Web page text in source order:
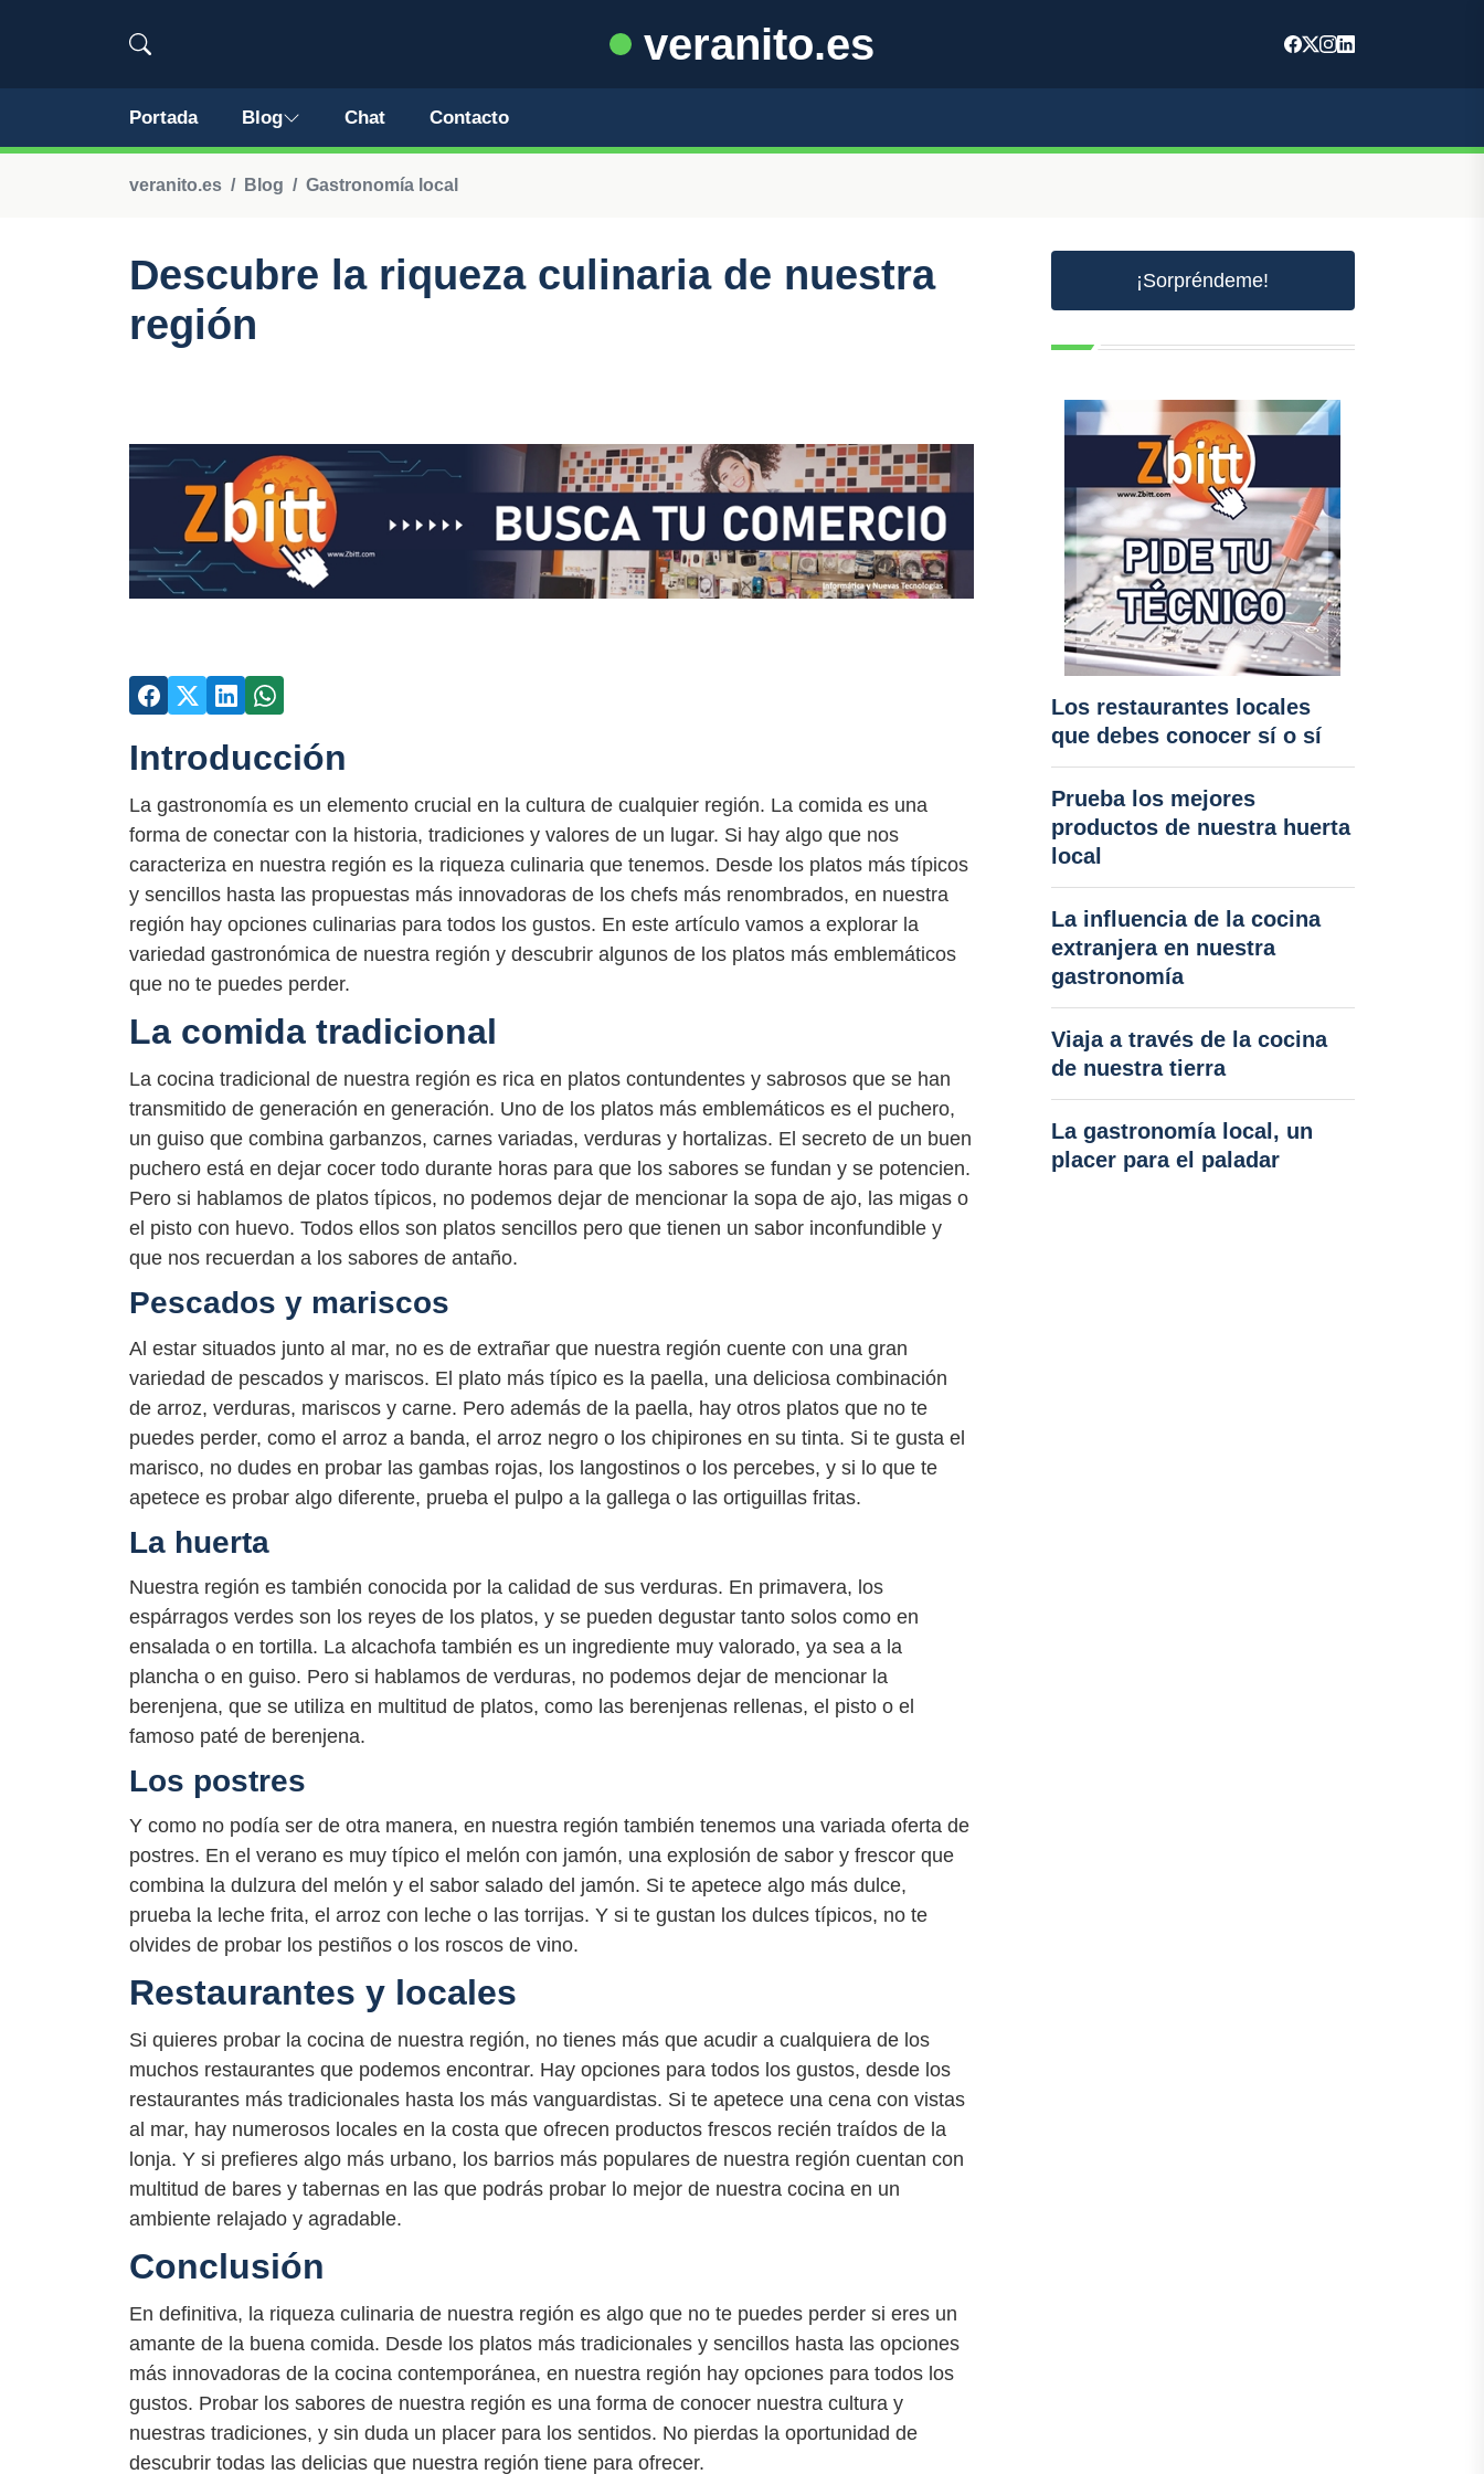
veranito.es
Portada Blog Chat Contacto
veranito.es Blog Gastronomía local
Descubre la riqueza culinaria de nuestra
región
Introducción
La gastronomía es un elemento crucial en la cultura de cualquier región. La comida es una
forma de conectar con la historia, tradiciones y valores de un lugar. Si hay algo que nos
caracteriza en nuestra región es la riqueza culinaria que tenemos. Desde los platos más típicos
y sencillos hasta las propuestas más innovadoras de los chefs más renombrados, en nuestra
región hay opciones culinarias para todos los gustos. En este artículo vamos a explorar la
variedad gastronómica de nuestra región y descubrir algunos de los platos más emblemáticos
que no te puedes perder.
La comida tradicional
La cocina tradicional de nuestra región es rica en platos contundentes y sabrosos que se han
transmitido de generación en generación. Uno de los platos más emblemáticos es el puchero,
un guiso que combina garbanzos, carnes variadas, verduras y hortalizas. El secreto de un buen
puchero está en dejar cocer todo durante horas para que los sabores se fundan y se potencien.
Pero si hablamos de platos típicos, no podemos dejar de mencionar la sopa de ajo, las migas o
el pisto con huevo. Todos ellos son platos sencillos pero que tienen un sabor inconfundible y
que nos recuerdan a los sabores de antaño.
Pescados y mariscos
Al estar situados junto al mar, no es de extrañar que nuestra región cuente con una gran
variedad de pescados y mariscos. El plato más típico es la paella, una deliciosa combinación
de arroz, verduras, mariscos y carne. Pero además de la paella, hay otros platos que no te
puedes perder, como el arroz a banda, el arroz negro o los chipirones en su tinta. Si te gusta el
marisco, no dudes en probar las gambas rojas, los langostinos o los percebes, y si lo que te
apetece es probar algo diferente, prueba el pulpo a la gallega o las ortiguillas fritas.
La huerta
Nuestra región es también conocida por la calidad de sus verduras. En primavera, los
espárragos verdes son los reyes de los platos, y se pueden degustar tanto solos como en
ensalada o en tortilla. La alcachofa también es un ingrediente muy valorado, ya sea a la
plancha o en guiso. Pero si hablamos de verduras, no podemos dejar de mencionar la
berenjena, que se utiliza en multitud de platos, como las berenjenas rellenas, el pisto o el
famoso paté de berenjena.
Los postres
Y como no podía ser de otra manera, en nuestra región también tenemos una variada oferta de
postres. En el verano es muy típico el melón con jamón, una explosión de sabor y frescor que
combina la dulzura del melón y el sabor salado del jamón. Si te apetece algo más dulce,
prueba la leche frita, el arroz con leche o las torrijas. Y si te gustan los dulces típicos, no te
olvides de probar los pestiños o los roscos de vino.
Restaurantes y locales
Si quieres probar la cocina de nuestra región, no tienes más que acudir a cualquiera de los
muchos restaurantes que podemos encontrar. Hay opciones para todos los gustos, desde los
restaurantes más tradicionales hasta los más vanguardistas. Si te apetece una cena con vistas
al mar, hay numerosos locales en la costa que ofrecen productos frescos recién traídos de la
lonja. Y si prefieres algo más urbano, los barrios más populares de nuestra región cuentan con
multitud de bares y tabernas en las que podrás probar lo mejor de nuestra cocina en un
ambiente relajado y agradable.
Conclusión
En definitiva, la riqueza culinaria de nuestra región es algo que no te puedes perder si eres un
amante de la buena comida. Desde los platos más tradicionales y sencillos hasta las opciones
más innovadoras de la cocina contemporánea, en nuestra región hay opciones para todos los
gustos. Probar los sabores de nuestra región es una forma de conocer nuestra cultura y
nuestras tradiciones, y sin duda un placer para los sentidos. No pierdas la oportunidad de
descubrir todas las delicias que nuestra región tiene para ofrecer.
¡Sorpréndeme!
Los restaurantes locales
que debes conocer sí o sí
Prueba los mejores
productos de nuestra huerta
local
La influencia de la cocina
extranjera en nuestra
gastronomía
Viaja a través de la cocina
de nuestra tierra
La gastronomía local, un
placer para el paladar